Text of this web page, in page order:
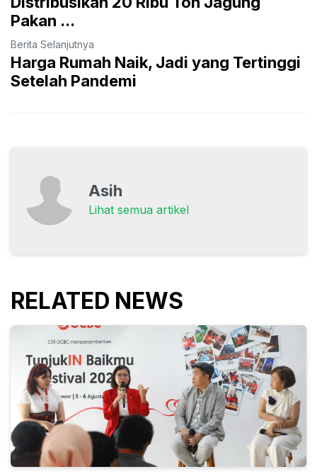
Pakan ...
Berita Selanjutnya
Harga Rumah Naik, Jadi yang Tertinggi
Setelah Pandemi
Asih
Lihat semua artikel
RELATED NEWS